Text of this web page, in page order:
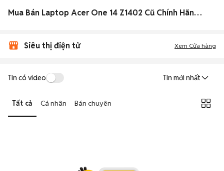
Mua Bán Laptop Acer One 14 Z1402 Cũ Chính Hãng Giá Rẻ
Siêu thị điện tử Xem Cửa hàng
Tin có video Tin mới nhất
Tất cả Cá nhân Bán chuyên